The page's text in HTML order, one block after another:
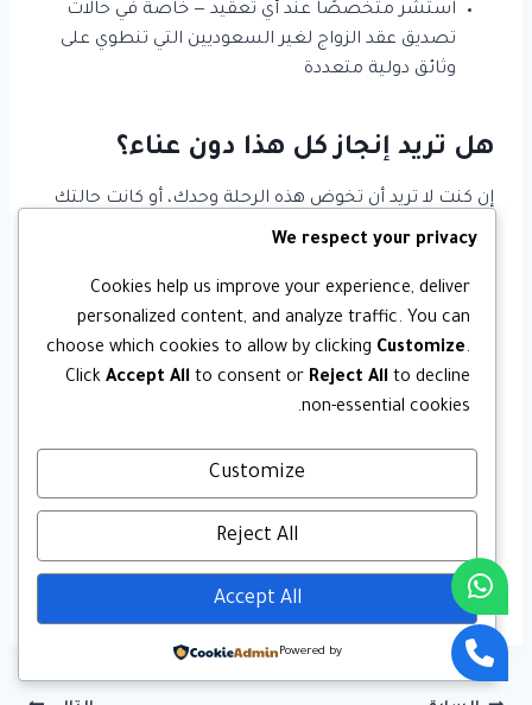
استشر متخصصًا عند أي تعقيد — خاصة في حالات
تصديق عقد الزواج لغير السعوديين التي تنطوي على
وثائق دولية متعددة
هل تريد إنجاز كل هذا دون عناء؟
إن كنت لا تريد أن تخوض هذه الرحلة وحدك، أو كانت حالتك
تحتاج إلى متابعة متخصصة ودقيقة، فإن موقع الخليج
للمقيمين — من أول وثيقة حتى استلام التصديق النهائي.
فريق متخصص، خبرة موثّقة، ومتابعة يومية لملفك حتى
ينتهي بنجاح. لا تضيّع وقتك في التخبط بين الجهات —
تواصل مع الخليج اليوم وابدأ إجراءاتك بخطوة واحدة
صحيحة.
هل وجدت هذا المقال مفيدًا؟ شاركه مع كل من يحتاج إلى
معلومات موثوقة حول تصديق عقد الزواج — فكثيرون
يبحثون عن هذه المعلومات ولا يجدونها مجمّعة في مكان
واحد.
We respect your privacy
Cookies help us improve your experience, deliver
personalized content, and analyze traffic. You can
choose which cookies to allow by clicking Customize.
ClickAccept All to consent or Reject All to decline
non-essential cookies.
Customize
Reject All
Accept All
Powered by